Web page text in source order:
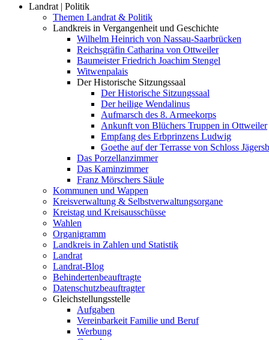
Landrat | Politik
Themen Landrat & Politik
Landkreis in Vergangenheit und Geschichte
Wilhelm Heinrich von Nassau-Saarbrücken
Reichsgräfin Catharina von Ottweiler
Baumeister Friedrich Joachim Stengel
Witwenpalais
Der Historische Sitzungssaal
Der Historische Sitzungssaal
Der heilige Wendalinus
Aufmarsch des 8. Armeekorps
Ankunft von Blüchers Truppen in Ottweiler
Empfang des Erbprinzens Ludwig
Goethe auf der Terrasse von Schloss
Das Porzellanzimmer
Das Kaminzimmer
Franz Mörschers Säule
Kommunen und Wappen
Kreisverwaltung & Selbstverwaltungsorgane
Kreistag und Kreisausschüsse
Wahlen
Organigramm
Landkreis in Zahlen und Statistik
Landrat
Landrat-Blog
Behindertenbeauftragte
Datenschutzbeauftragter
Gleichstellungsstelle
Aufgaben
Vereinbarkeit Familie und Beruf
Werbung